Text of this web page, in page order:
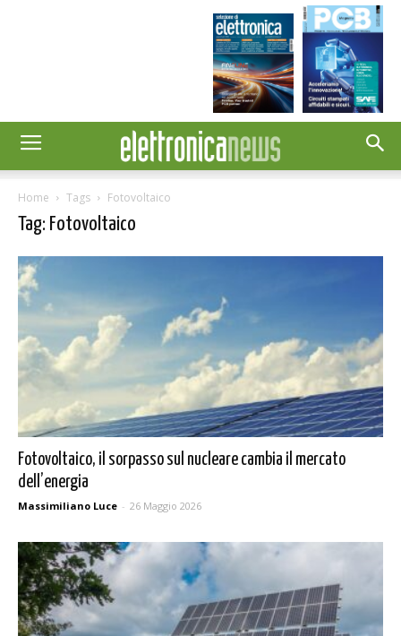
Home Tags Fotovoltaico
Tag: Fotovoltaico
Fotovoltaico, il sorpasso sul nucleare cambia il mercato
dell’energia
Massimiliano Luce - 26 Maggio 2026